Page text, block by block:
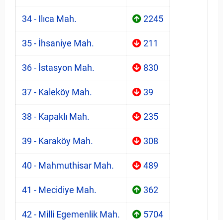
34 - Ilıca Mah. 2245
35 - İhsaniye Mah. 211
36 - İstasyon Mah. 830
37 - Kaleköy Mah. 39
38 - Kapaklı Mah. 235
39 - Karaköy Mah. 308
40 - Mahmuthisar Mah. 489
41 - Mecidiye Mah. 362
42 - Milli Egemenlik Mah. 5704